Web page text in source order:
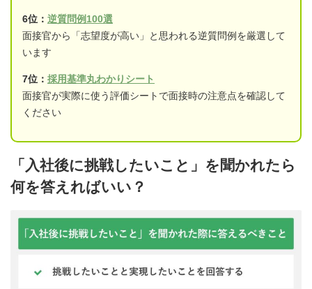
6位： 逆質問例100選
面接官から「志望度が高い」と思われる逆質問例を厳選して
います
7位： 採用基準丸わかりシート
面接官が実際に使う評価シートで面接時の注意点を確認して
ください
「入社後に挑戦したいこと」を聞かれたら
何を答えればいい？